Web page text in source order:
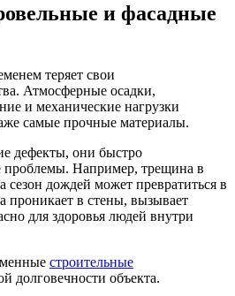
и фасадные
теряет свои
Атмосферные осадки,
и механические нагрузки
самые прочные материалы.
дефекты, они быстро
проблемы. Например, трещина в
сезон дождей может превратиться в
проникает в стены, вызывает
для здоровья людей внутри
строительные
долговечности объекта.